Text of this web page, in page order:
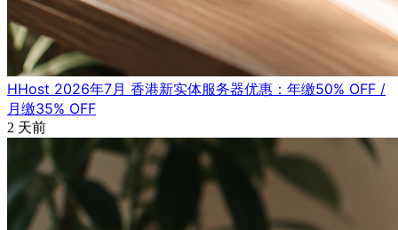
HHost 2026年7月 香港新实体服务器优惠：年缴50% OFF /
月缴35% OFF
2 天前